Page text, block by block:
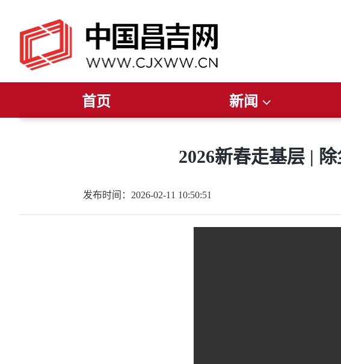
首页 新闻
2026新春走基层 |
发布时间：2026-02-11 10:50:51